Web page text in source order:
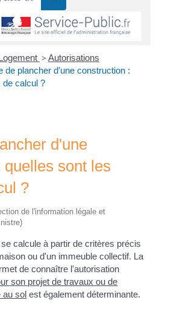
> Autorisations
de plancher d'une construction :
de calcul ?
d'une
sont les
?
de l'information légale et
calcule à partir de critères précis
ou d'un immeuble collectif. La
de connaître l'autorisation
son projet de travaux ou de
au sol est également déterminante.